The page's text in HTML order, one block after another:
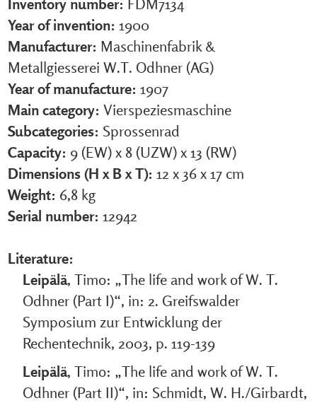
Year of invention: 1900
Manufacturer: Maschinenfabrik &
Metallgiesserei W.T. Odhner (AG)
Year of manufacture: 1907
Main category: Vierspeziesmaschine
Subcategories: Sprossenrad
Capacity: 9 (EW) x 8 (UZW) x 13 (RW)
Dimensions (H x B x T): 12 x 36 x 17 cm
Weight: 6,8 kg
Serial number: 12942
Literature:
Leipälä, Timo: „The life and work of W. T.
Odhner (Part I)“, in: 2. Greifswalder
Symposium zur Entwicklung der
Rechentechnik, 2003, p. 119-139
Leipälä, Timo: „The life and work of W. T.
Odhner (Part II)“, in: Schmidt, W. H./Girbardt,